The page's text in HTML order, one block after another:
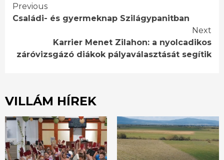
Continue
Previous
Családi- és gyermeknap Szilágypanitban
Next
Karrier Menet Zilahon: a nyolcadikos
záróvizsgázó diákok pályaválasztását segítik
VILLÁM HÍREK